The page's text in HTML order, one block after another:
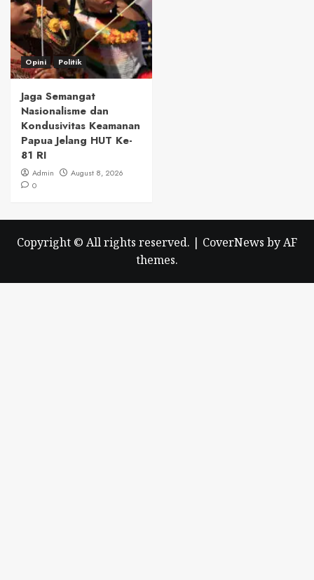
Opini Politik
Jaga Semangat
Nasionalisme dan
Kondusivitas Keamanan
Papua Jelang HUT Ke-
81 RI
Admin
August 8, 2026
0
Copyright © All rights reserved. | CoverNews by AF
themes.